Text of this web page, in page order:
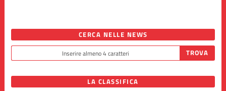
CERCA NELLE NEWS
LA CLASSIFICA